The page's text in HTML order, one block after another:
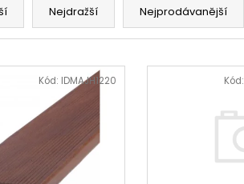
Nejdražší Nejprodávanější
Kód: IDMAJH1220 Kód: